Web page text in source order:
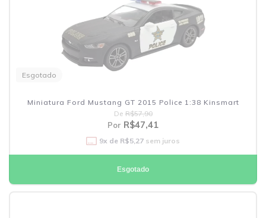
Esgotado
Miniatura Ford Mustang GT 2015 Police 1:38 Kinsmart
De R$57,90
Por R$47,41
9x de R$5,27 sem juros
Esgotado